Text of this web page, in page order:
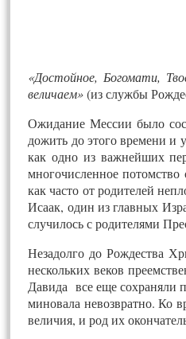
«Достойное, Богомати,
величаем»(из службы
Ожидание Мессии было
дожить до этого времени и
как одно из важнейших
многочисленное
как часто от родителей
Исаак, один из главных
случилось с родителями
Незадолго до Рождества
нескольких веков
Давида все еще сохраняли
миновала невозвратно. Ко
величия, и род их